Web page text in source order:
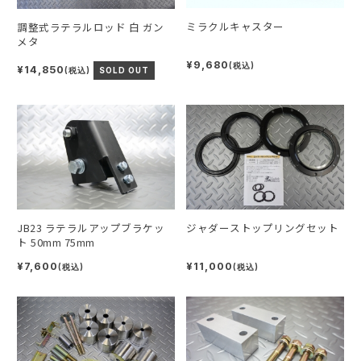
調整式ラテラルロッド 白 ガン
メタ
¥14,850(税込) SOLD OUT
ミラクルキャスター
¥9,680(税込)
JB23 ラテラルアップブラケッ
ト 50mm 75mm
¥7,600(税込)
ジャダーストップリングセット
¥11,000(税込)